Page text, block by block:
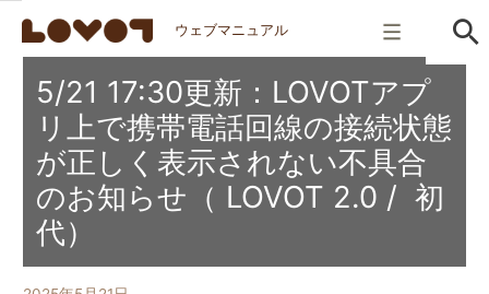
ウェブマニュアル
5/21 17:30更新：LOVOTアプ
リ上で携帯電話回線の接続状態
が正しく表示されない不具合
のお知らせ（ LOVOT 2.0 / 初
代）